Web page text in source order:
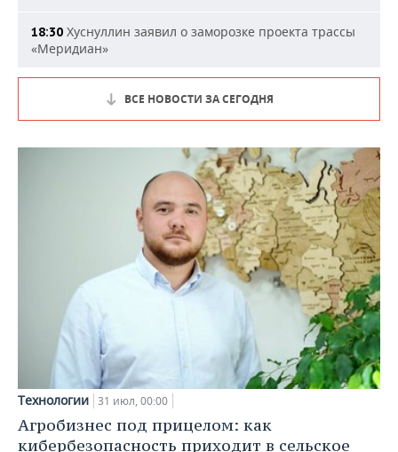
18:30 Хуснуллин заявил о заморозке проекта трассы
«Меридиан»
ВСЕ НОВОСТИ ЗА СЕГОДНЯ
Технологии 31 июл, 00:00
Агробизнес под прицелом: как
кибербезопасность приходит в сельское